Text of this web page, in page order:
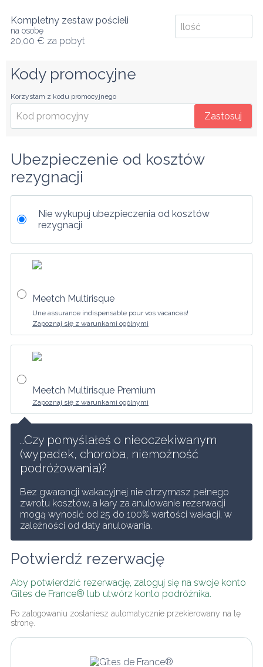
Kompletny zestaw pościeli
na osobę
20,00 € za pobyt
Kody promocyjne
Korzystam z kodu promocyjnego
Zastosuj
Ubezpieczenie od kosztów
rezygnacji
Nie wykupuj ubezpieczenia od kosztów
rezygnacji
Meetch Multirisque
Une assurance indispensable pour vos vacances!
Zapoznaj się z warunkami ogólnymi
Meetch Multirisque Premium
Zapoznaj się z warunkami ogólnymi
…Czy pomyślałeś o nieoczekiwanym
(wypadek, choroba, niemożność
podróżowania)?
Bez gwarancji wakacyjnej nie otrzymasz pełnego
zwrotu kosztów, a kary za anulowanie rezerwacji
mogą wynosić od 25 do 100% wartości wakacji, w
zależności od daty anulowania.
Potwierdź rezerwację
Aby potwierdzić rezerwację, zaloguj się na swoje konto
Gîtes de France® lub utwórz konto podróżnika.
Po zalogowaniu zostaniesz automatycznie przekierowany na tę
stronę.